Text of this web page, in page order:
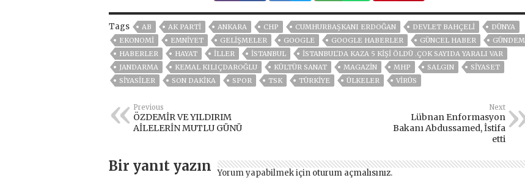
Tags AB AK PARTİ ANKARA CHP CUMHURBAŞKANI ERDOĞAN DEVLET BAHÇELİ
DÜNYA
EKONOMİ
EMNİYET GELIŞMELER GOOGLE GOOGLE HABERLER GÜNCEL HABER
GÜNDEM
HABERLER
HAYAT İLLER ISTANBUL
İSTANBUL'DA KAZA 5 KIŞI ÖLDÜ .ÇOK SAYIDA YARALI VAR
JANDARMA
KEMAL KILIÇDAROĞLU KÜLTÜR SANAT MAGAZİN MHP SALGIN
SİYASET
SİYASİLER
SON DAKIKA SPOR TSK TÜRKİYE ÜLKELER VIRÜS
Previous
ÖZDEMİR VE YILDIRIM
AİLELERİN MUTLU GÜNÜ
Next
Lübnan Enformasyon
Bakanı Abdussamed, İstifa
etti
Bir yanıt yazın Yorum yapabilmek için oturum açmalısınız.